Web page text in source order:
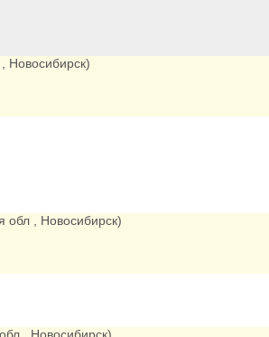
, Новосибирск)
обл , Новосибирск)